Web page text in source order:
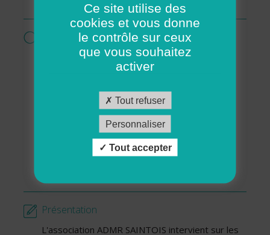
Services proposés par cette association
Livraisons de repas
Ménage - Repassage
Services pour personnes en situation de
Services pour séniors
Soutien aux familles
Transport accompagné
Présentation
L'association ADMR SAINTOIS intervient sur les
Ce site utilise des
cookies et vous donne
le contrôle sur ceux
que vous souhaitez
activer
Tout refuser
Personnaliser
Tout accepter